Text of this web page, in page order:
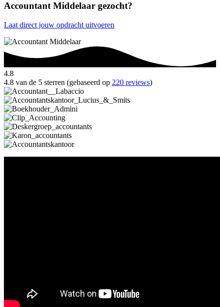
Accountant Middelaar gezocht?
Laat direct jouw opdracht uitvoeren
4.8
4.8 van de 5 sterren (gebaseerd op 220 reviews)